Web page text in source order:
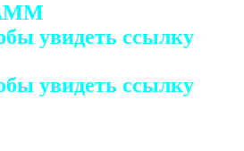
увидеть ссылку
увидеть ссылку